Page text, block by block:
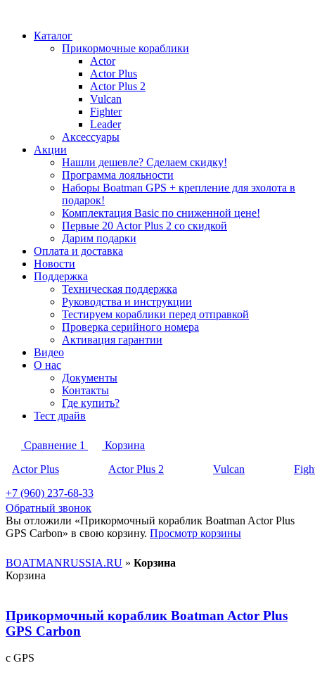
Каталог
Прикормочные кораблики
Actor
Actor Plus
Actor Plus 2
Vulcan
Fighter
Leader
Аксессуары
Акции
Нашли дешевле? Сделаем скидку!
Программа лояльности
Наборы Boatman GPS + крепление для эхолота в
подарок!
Комплектация Basic по сниженной цене!
Первые 20 Actor Plus 2 со скидкой
Дарим подарки
Оплата и доставка
Новости
Поддержка
Техническая поддержка
Руководства и инструкции
Тестируем кораблики перед отправкой
Проверка серийного номера
Активация гарантии
Видео
О нас
Документы
Контакты
Где купить?
Тест драйв
Сравнение 1
Корзина
Actor Plus
Actor Plus 2 Vulcan
+7 (960) 237-68-33
Обратный звонок
Вы отложили «Прикормочный кораблик Boatman Actor Plus
GPS Carbon» в свою корзину. Просмотр корзины
BOATMANRUSSIA.RU » Корзина
Корзина
Прикормочный кораблик Boatman Actor Plus
GPS Carbon
с GPS